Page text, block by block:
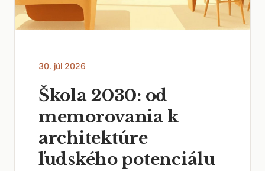
30. júl 2026
Škola 2030: od
memorovania k
architektúre
ľudského potenciálu